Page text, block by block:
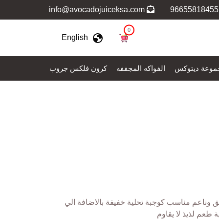
0
English
ديتوكس الفواكه المجففه كرون فلكس جروب
مناسب كوجبة تحلية خفيفة بالاضافة الي
طعم لذيذ لا يقاوم